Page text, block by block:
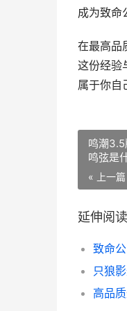
成为致命
在最高品
这份经验
属于你自
鸣潮
鸣弦是
« 上一篇
延伸阅读
致命
只狼
高品